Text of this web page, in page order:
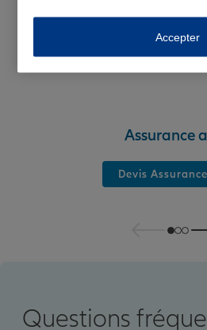
Assurance
Devis
Questions
Accepter